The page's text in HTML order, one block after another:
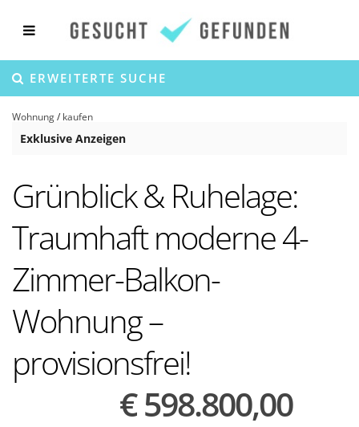
ERWEITERTE SUCHE
Wohnung/ kaufen
Exklusive Anzeigen
Grünblick & Ruhelage:
Traumhaft moderne 4-
Zimmer-Balkon-
Wohnung –
provisionsfrei!
€ 598.800,00